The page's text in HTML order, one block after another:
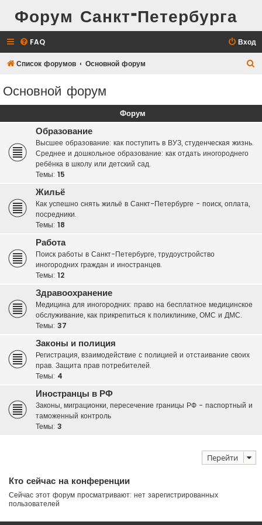
Форум Санкт-Петербурга
FAQ Вход
Список форумов Основной форум
к
Основной форум
Форум
Образование
Высшее образование: как поступить в ВУЗ, студенческая жизнь.
Среднее и дошкольное образование: как отдать иногороднего
ребёнка в школу или детский сад.
Темы: 15
Жильё
Как успешно снять жильё в Санкт-Петербурге - поиск, оплата,
посредники.
Темы: 18
Работа
Поиск работы в Санкт-Петербурге, трудоустройство
иногородних граждан и иностранцев.
Темы: 12
Здравоохранение
Медицина для иногородних: право на бесплатное медицинское
обслуживание, как прикрепиться к поликлинике, ОМС и ДМС.
Темы: 37
Законы и полиция
Регистрация, взаимодействие с полицией и отстаивание своих
прав. Защита прав потребителей.
Темы: 4
Иностранцы в РФ
Законы, миграционки, пересечение границы РФ - паспортный и
таможенный контроль
Темы: 3
Перейти
Кто сейчас на конференции
Сейчас этот форум просматривают: нет зарегистрированных
пользователей